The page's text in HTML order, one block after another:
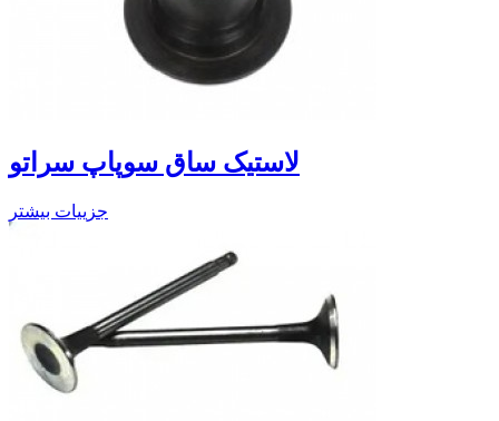
لاستیک ساق سوپاپ سراتو
جزییات بیشتر